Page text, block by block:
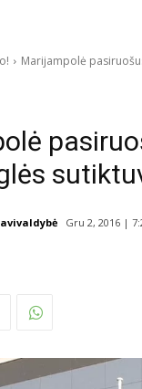
Marijampolė
Gru 2, 2016 |